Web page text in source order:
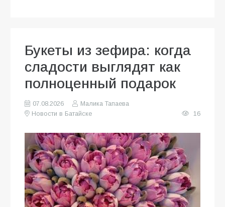
Букеты из зефира: когда
сладости выглядят как
полноценный подарок
07.08.2026
Малика Тапаева
Новости в Батайске
16